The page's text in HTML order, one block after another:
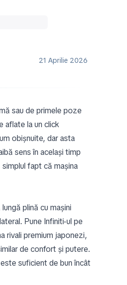
21 Aprilie 2026
sau de primele poze
aflate la un click
obișnuite, dar asta
sens în același timp
fapt că mașina
plină cu mașini
Pune Infiniti-ul pe
rivali premium japonezi,
de confort și putere.
suficient de bun încât